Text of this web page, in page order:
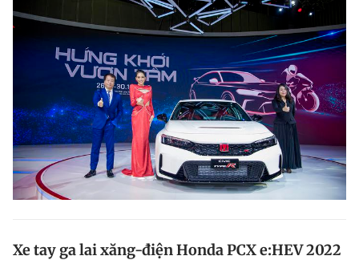
Xe tay ga lai xăng-điện Honda PCX e:HEV 2022